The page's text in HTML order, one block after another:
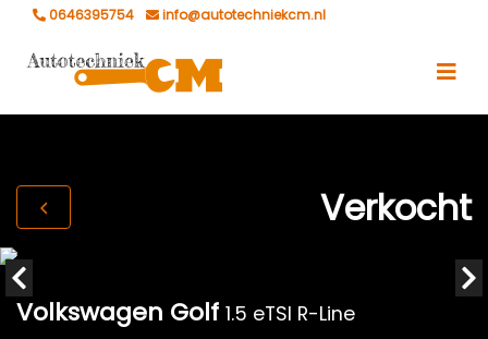
0646395754 info@autotechniekcm.nl
Verkocht
Volkswagen Golf 1.5 eTSI R-Line